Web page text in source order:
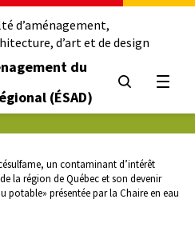
d’aménagement,
d’art et de design
du
(ÉSAD)
un contaminant d’intérêt
la région de Québec et son devenir
potable» présentée par la Chaire en eau